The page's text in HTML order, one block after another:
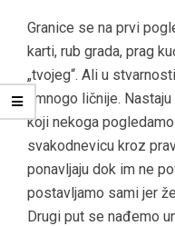
Granice se na prvi
karti, rub grada, prag
„tvojeg“. Ali u
i mnogo ličnije.
koji nekoga
svakodnevicu kroz
ponavljaju dok im ne
postavljamo sami jer
Drugi put se nađemo